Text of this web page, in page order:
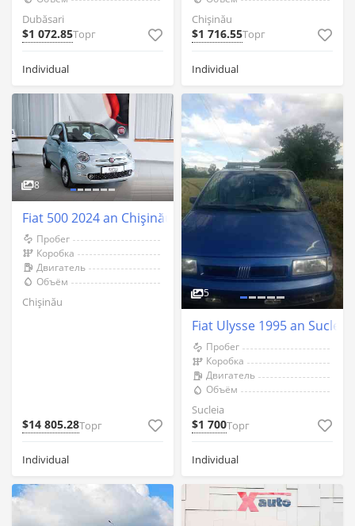
Dubăsari
$1 072.85Торг
Individual
Chişinău
$1 716.55Торг
Individual
8
Fiat 500 2024 an Chişinău
Пробег
Коробка
Двигатель
Объём
Chişinău
$14 805.28Торг
Individual
5
Fiat Ulysse 1995 an Sucleia
Пробег
Коробка
Двигатель
Объём
Sucleia
$1 700Торг
Individual